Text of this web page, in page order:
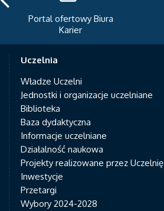
Portal ofertowy Biura
Karier
Uczelnia
Władze Uczelni
Jednostki i organizacje uczelniane
Biblioteka
Baza dydaktyczna
Informacje uczelniane
Działalność naukowa
Projekty realizowane przez Uczelnię
Inwestycje
Przetargi
Wybory 2024-2028